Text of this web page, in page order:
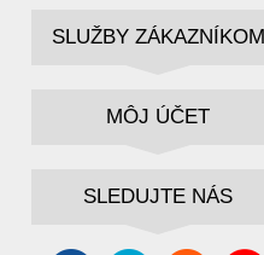
SLUŽBY ZÁKAZNÍKOM
MÔJ ÚČET
SLEDUJTE NÁS